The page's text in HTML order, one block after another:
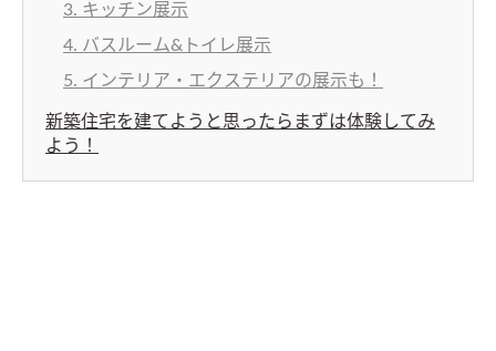
3. キッチン展示
4. バスルーム&トイレ展示
5. インテリア・エクステリアの展示も！
新築住宅を建てようと思ったらまずは体験してみ
よう！